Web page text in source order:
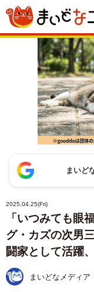
まいど
2025.04.25(Fri)
「いつみても眼
グ・カズの次男
闘家として活躍
まいどなメディア